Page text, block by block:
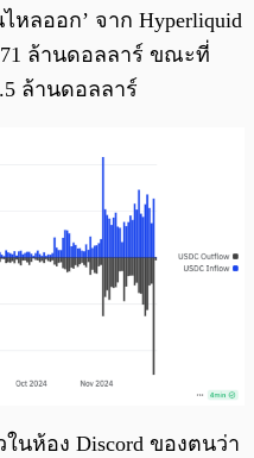
หลออก’ จาก Hyperliquid
ล้านดอลลาร์ ขณะที่
ล้านดอลลาร์
นห้อง Discord ของตนว่า